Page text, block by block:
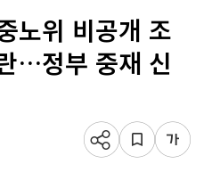
노위 비공개 조
…정부 중재 신